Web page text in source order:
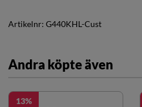
Artikelnr: G440KHL-Cust
Andra köpte även
13